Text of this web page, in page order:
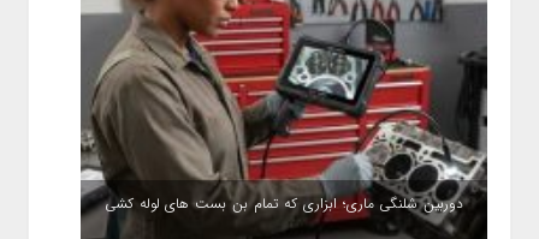
دوربین شلنگی ماری؛ ابزاری که تمام بن بست های لوله کشی